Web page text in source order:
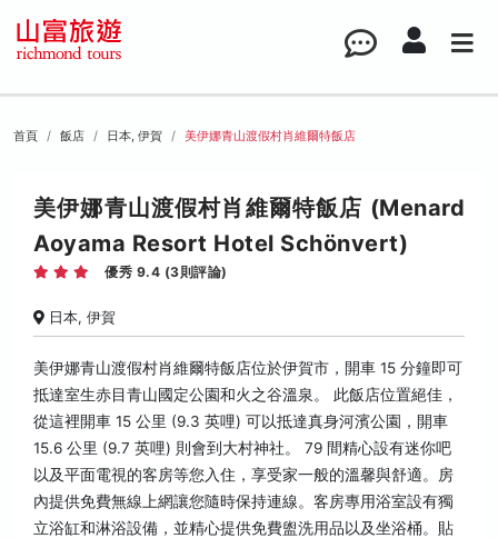
首頁 飯店 日本, 伊賀 美伊娜青山渡假村肖維爾特飯店
美伊娜青山渡假村肖維爾特飯店 (Menard
Aoyama Resort Hotel Schönvert)
優秀 9.4 (3則評論)
日本, 伊賀
美伊娜青山渡假村肖維爾特飯店位於伊賀市，開車 15 分鐘即可
抵達室生赤目青山國定公園和火之谷溫泉。 此飯店位置絕佳，
從這裡開車 15 公里 (9.3 英哩) 可以抵達真身河濱公園，開車
15.6 公里 (9.7 英哩) 則會到大村神社。 79 間精心設有迷你吧
以及平面電視的客房等您入住，享受家一般的溫馨與舒適。房
內提供免費無線上網讓您隨時保持連線。客房專用浴室設有獨
立浴缸和淋浴設備，並精心提供免費盥洗用品以及坐浴桶。貼